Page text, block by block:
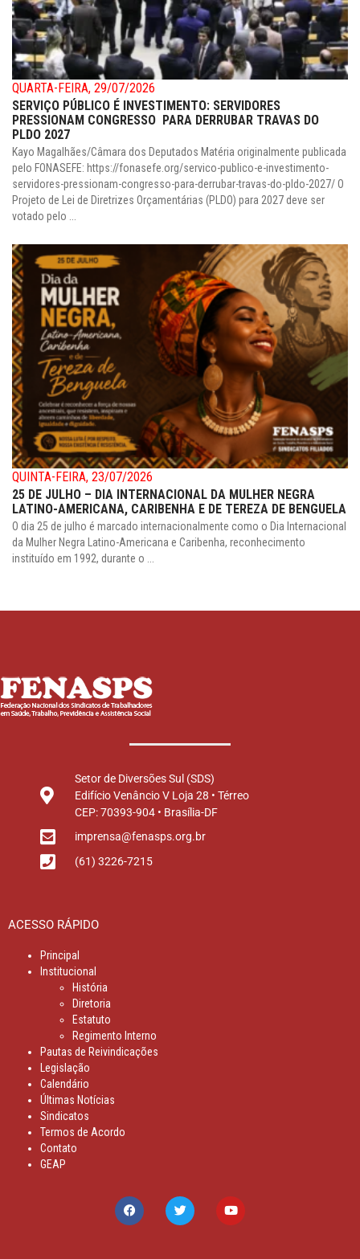
QUARTA-FEIRA, 29/07/2026
SERVIÇO PÚBLICO É INVESTIMENTO: SERVIDORES
PRESSIONAM CONGRESSO PARA DERRUBAR TRAVAS DO
PLDO 2027
Kayo Magalhães/Câmara dos Deputados Matéria originalmente publicada
pelo FONASEFE: https://fonasefe.org/servico-publico-e-investimento-
servidores-pressionam-congresso-para-derrubar-travas-do-pldo-2027/ O
Projeto de Lei de Diretrizes Orçamentárias (PLDO) para 2027 deve ser
votado pelo ...
QUINTA-FEIRA, 23/07/2026
25 DE JULHO – DIA INTERNACIONAL DA MULHER NEGRA
LATINO-AMERICANA, CARIBENHA E DE TEREZA DE BENGUELA
O dia 25 de julho é marcado internacionalmente como o Dia Internacional
da Mulher Negra Latino-Americana e Caribenha, reconhecimento
instituído em 1992, durante o ...
Setor de Diversões Sul (SDS)
Edifício Venâncio V Loja 28 • Térreo
CEP: 70393-904 • Brasília-DF
imprensa@fenasps.org.br
(61) 3226-7215
ACESSO RÁPIDO
Principal
Institucional
História
Diretoria
Estatuto
Regimento Interno
Pautas de Reivindicações
Legislação
Calendário
Últimas Notícias
Sindicatos
Termos de Acordo
Contato
GEAP